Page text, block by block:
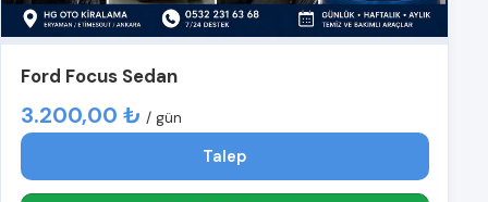
Ford Focus Sedan
3.200,00 ₺ / gün
Talep